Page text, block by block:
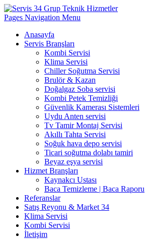
Pages Navigation Menu
Anasayfa
Servis Branşları
Kombi Servisi
Klima Servisi
Chiller Soğutma Servisi
Brulör & Kazan
Doğalgaz Soba servisi
Kombi Petek Temizliği
Güvenlik Kamerası Sistemleri
Uydu Anten servisi
Tv Tamir Montaj Servisi
Akıllı Tahta Servisi
Soğuk hava depo servisi
Ticari soğutma dolabı tamiri
Beyaz eşya servisi
Hizmet Branşları
Kaynakcı Ustası
Baca Temizleme | Baca Raporu
Referanslar
Satış Reyonu & Market 34
Klima Servisi
Kombi Servisi
İletişim